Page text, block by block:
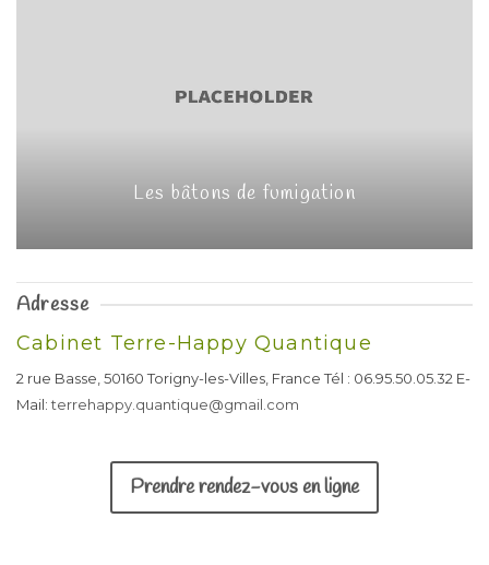
Les bâtons de fumigation
Adresse
Cabinet Terre-Happy Quantique
2 rue Basse, 50160 Torigny-les-Villes, France Tél : 06.95.50.05.32 ​E-
Mail:terrehappy.quantique@gmail.com
Prendre rendez-vous en ligne